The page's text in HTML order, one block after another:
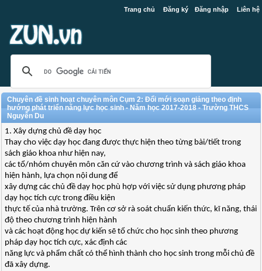
Trang chủ Đăng ký Đăng nhập Liên hệ
Chuyên đề sinh hoạt chuyên môn Cụm 2: Đổi mới soạn giảng theo định
hướng phát triển năng lực học sinh - Năm học 2017-2018 - Trường THCS
Nguyễn Du
1. Xây dựng chủ đề dạy học
Thay cho việc dạy học đang được thực hiện theo từng bài/tiết trong
sách giáo khoa như hiện nay,
các tổ/nhóm chuyên môn căn cứ vào chương trình và sách giáo khoa
hiện hành, lựa chọn nội dung để
xây dựng các chủ đề dạy học phù hợp với việc sử dụng phương pháp
dạy học tích cực trong điều kiện
thực tế của nhà trường. Trên cơ sở rà soát chuẩn kiến thức, kĩ năng, thái
độ theo chương trình hiện hành
và các hoạt động học dự kiến sẽ tổ chức cho học sinh theo phương
pháp dạy học tích cực, xác định các
năng lực và phẩm chất có thể hình thành cho học sinh trong mỗi chủ đề
đã xây dựng.